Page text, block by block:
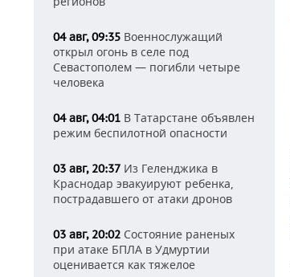
04 авг, 09:35 Военнослужащий
открыл огонь в селе под
Севастополем — погибли четыре
человека
04 авг, 04:01 В Татарстане объявлен
режим беспилотной опасности
03 авг, 20:37 Из Геленджика в
Краснодар эвакуируют ребенка,
пострадавшего от атаки дронов
03 авг, 20:02 Состояние раненых
при атаке БПЛА в Удмуртии
оценивается как тяжелое